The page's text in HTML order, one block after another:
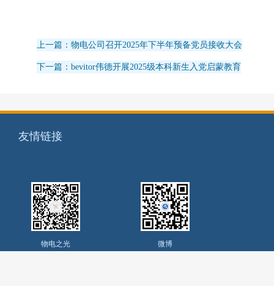
上一篇：物电公司召开2025年下半年预备党员接收大会
下一篇：bevitor伟德开展2025级本科新生入党启蒙教育
友情链接
物电之光 微博